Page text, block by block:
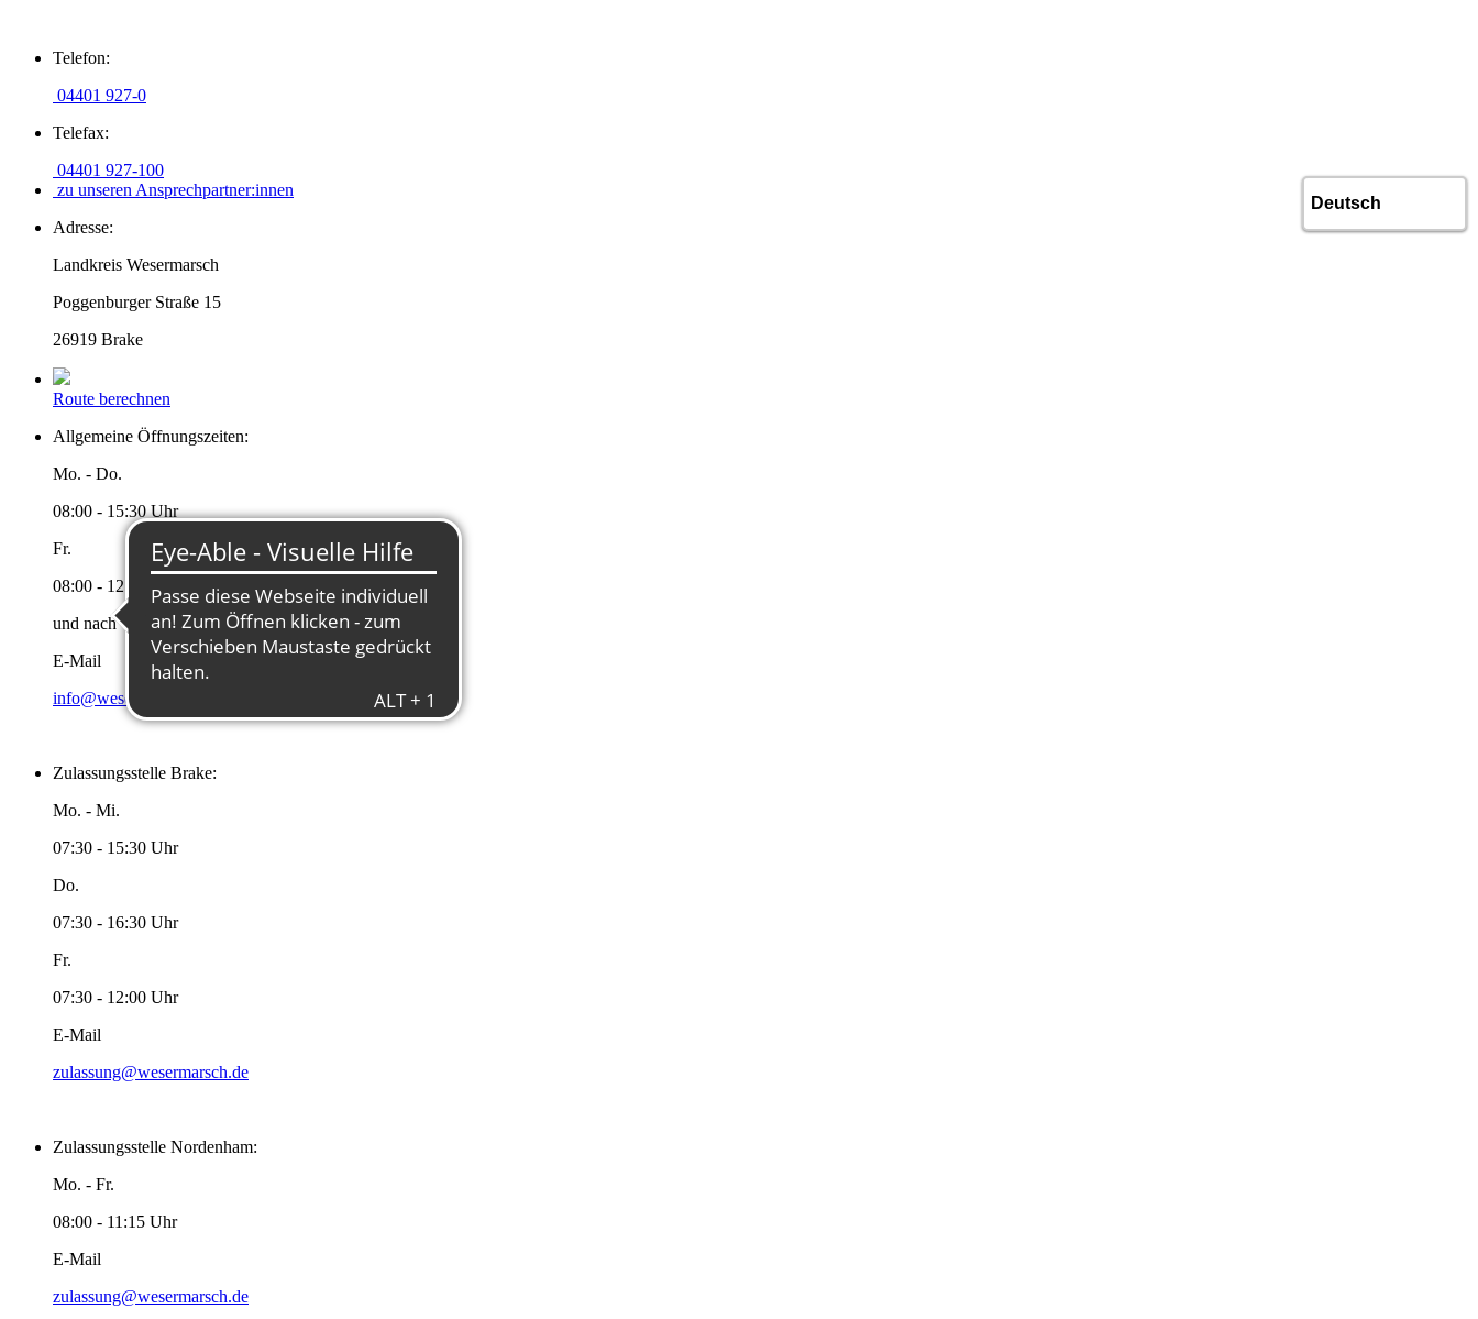
Inhalt
Telefon:
04401 927-0
Telefax:
04401 927-100
zu unseren Ansprechpartner:innen
Adresse:
Landkreis Wesermarsch
Poggenburger Straße 15
26919 Brake
Route berechnen
Allgemeine Öffnungszeiten:
Mo. - Do.
08:00 - 15:30 Uhr
Fr.
08:00 - 12:00 Uhr
und nach Vereinbarung
E-Mail
info@wesermarsch.de
Zulassungsstelle Brake:
Mo. - Mi.
07:30 - 15:30 Uhr
Do.
07:30 - 16:30 Uhr
Fr.
07:30 - 12:00 Uhr
E-Mail
zulassung@wesermarsch.de
Zulassungsstelle Nordenham:
Mo. - Fr.
08:00 - 11:15 Uhr
E-Mail
zulassung@wesermarsch.de